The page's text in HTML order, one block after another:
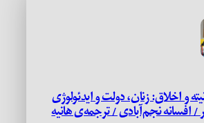
و اخلاق: زنان، دولت و ایدئولوژی
/ افسانه نجم‌آبادی / ترجمه‌ی هانیه